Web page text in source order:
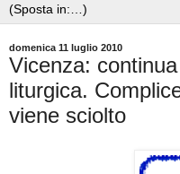
domenica 11 luglio 2010
Vicenza:
liturgica.
viene sciolto